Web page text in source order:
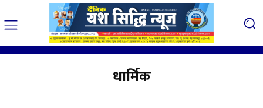
धार्मिक